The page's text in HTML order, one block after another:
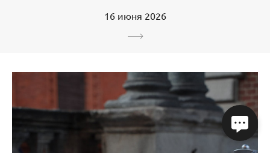
16 июня 2026